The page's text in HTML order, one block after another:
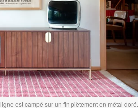
est campé sur un fin piètement en métal doré.